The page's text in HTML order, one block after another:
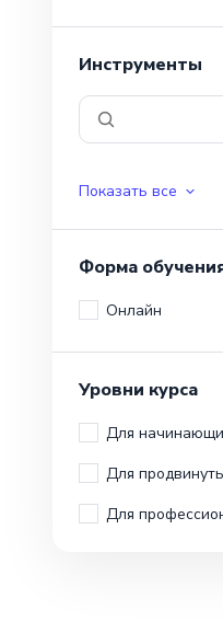
Инструменты
Показать все
Форма
Онлайн
Уровни курса
Для
Для
Для